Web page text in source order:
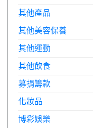
其他產品
其他美容保養
其他運動
其他飲食
募捐籌款
化妝品
博彩娛樂